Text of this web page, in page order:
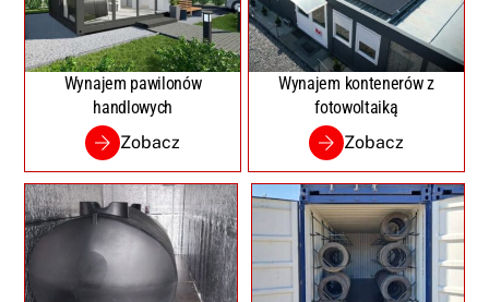
Wynajem pawilonów
handlowych
Zobacz
Wynajem kontenerów z
fotowoltaiką
Zobacz